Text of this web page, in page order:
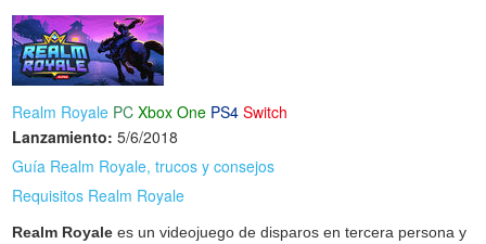
Realm Royale PC Xbox One PS4 Switch
Lanzamiento: 5/6/2018
Guía Realm Royale, trucos y consejos
Requisitos Realm Royale
Realm Royale es un videojuego de disparos en tercera persona y